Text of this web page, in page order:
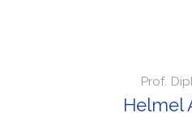
Prof.
Helmel